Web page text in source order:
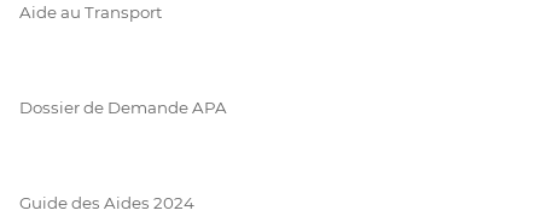
Aide au Transport
Dossier de Demande APA
Guide des Aides 2024